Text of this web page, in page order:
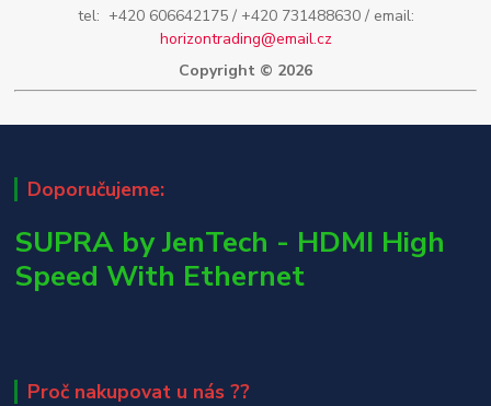
tel: +420 606642175 / +420 731488630 / email:
horizontrading@email.cz
Copyright © 2026
Doporučujeme:
SUPRA by JenTech - HDMI High
Speed With Ethernet
Proč nakupovat u nás ??